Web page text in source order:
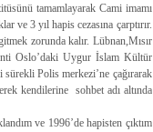
tamamlayarak Cami imamı
ve 3 yıl hapis cezasına çarptırır.
zorunda kalır. Lübnan,Mısır
Oslo’daki Uygur İslam Kültür
Polis merkezi’ne çağırarak
kendilerine sohbet adı altında
ve 1996’de hapisten çıktım